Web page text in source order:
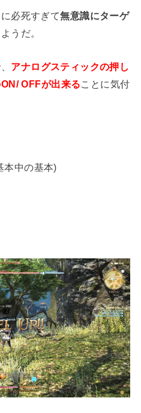
必死すぎて無意識にターゲ
ようだ。
アナログスティックの押し
OFFが出来ることに気付
本中の基本)